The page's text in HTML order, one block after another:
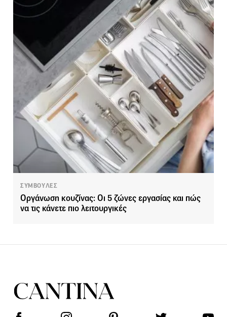
ΣΥΜΒΟΥΛΕΣ
Οργάνωση κουζίνας: Οι 5 ζώνες εργασίας και πώς
να τις κάνετε πιο λειτουργικές